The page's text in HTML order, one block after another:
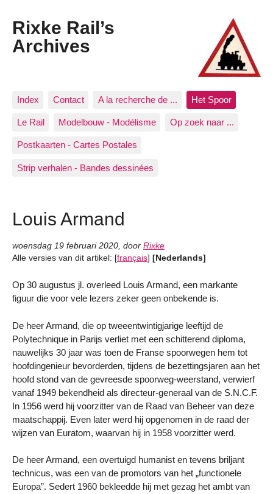
Rixke Rail’s
Archives
Index Contact A la recherche de ... Het Spoor
Le Rail Modelbouw - Modélisme Op zoek naar ...
Postkaarten - Cartes Postales
Strip verhalen - Bandes dessinées
Louis Armand
woensdag 19 februari 2020, door Rixke
Alle versies van dit artikel: [français] [Nederlands]
Op 30 augustus jl. overleed Louis Armand, een markante
figuur die voor vele lezers zeker geen onbekende is.
De heer Armand, die op tweeentwintigjarige leeftijd de
Polytechnique in Parijs verliet met een schitterend diploma,
nauwelijks 30 jaar was toen de Franse spoorwegen hem tot
hoofdingenieur bevorderden, tijdens de bezettingsjaren aan het
hoofd stond van de gevreesde spoorweg-weerstand, verwierf
vanaf 1949 bekendheid als directeur-generaal van de S.N.C.F.
In 1956 werd hij voorzitter van de Raad van Beheer van deze
maatschappij. Even later werd hij opgenomen in de raad der
wijzen van Euratom, waarvan hij in 1958 voorzitter werd.
De heer Armand, een overtuigd humanist en tevens briljant
technicus, was een van de promotors van het „functionele
Europa”. Sedert 1960 bekleedde hij met gezag het ambt van